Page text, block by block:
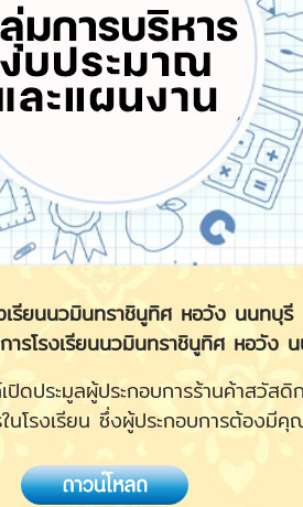
เรียนนวมินทราชินูทิศ หอวัง นนทบุรี
ารโรงเรียนนวมินทราชินูทิศ หอวัง
ระมูลผู้ประกอบการร้านค้าสวัสดิ
นโรงเรียน ซึ่งผู้ประกอบการต้องมี